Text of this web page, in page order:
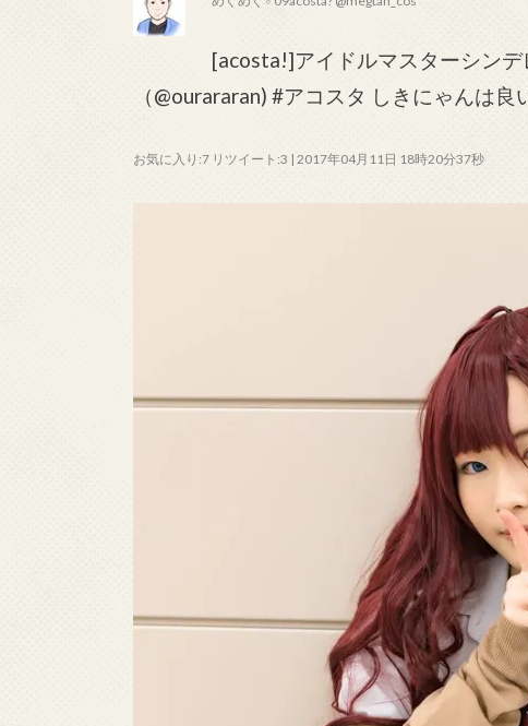
[acosta!]アイドルマスターシン
（@ourararan) #アコスタ しきにゃんは
お気に入り:7 リツイート:3 | 2017年04月11日 18時20分37秒